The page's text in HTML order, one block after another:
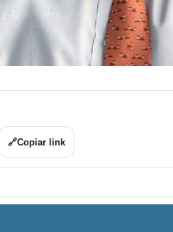
🔗Copiar link